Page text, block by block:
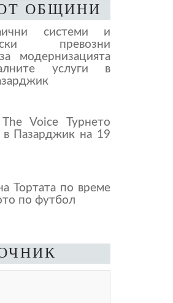
ОБЩИНИ
системи и
превозни
модернизацията
услуги в
The Voice Турнето
в Пазарджик на 19
Тортата по време
по футбол